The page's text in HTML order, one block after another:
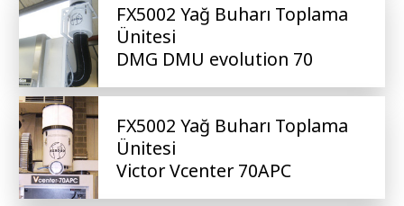
FX5002 Yağ Buharı Toplama
Ünitesi
DMG DMU evolution 70
FX5002 Yağ Buharı Toplama
Ünitesi
Victor Vcenter 70APC